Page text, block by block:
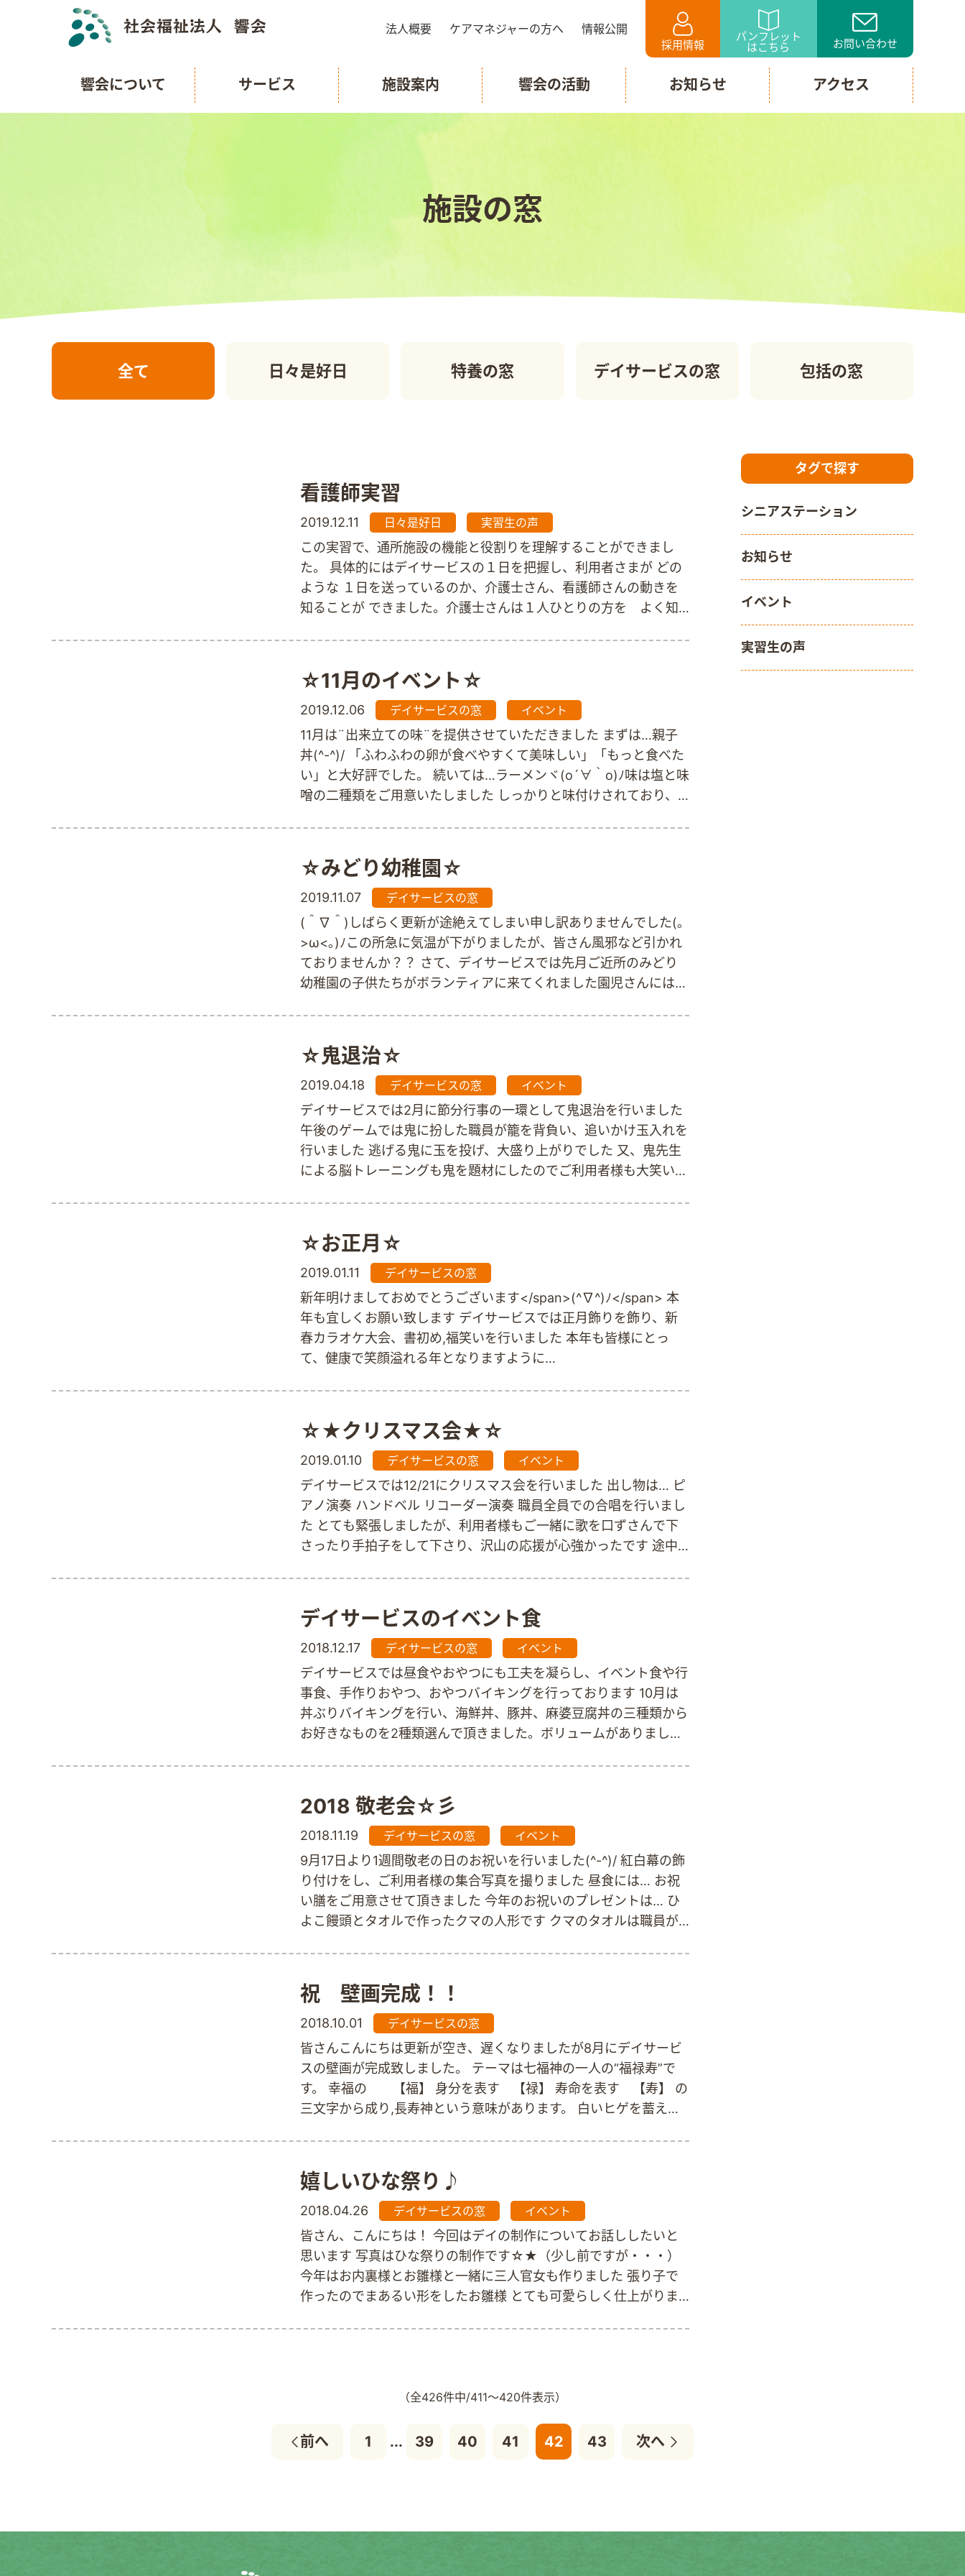
法人概要 ケアマネジャーの方へ 情報公開
採用情報
パンフレット
はこちら お問い合わせ
響会について サービス 施設案内 響会の活動 お知らせ アクセス
施設の窓
全て 日々是好日 特養の窓 デイサービスの窓 包括の窓
看護師実習
2019.12.11 日々是好日 実習生の声
この実習で、通所施設の機能と役割りを理解することができまし
た。 具体的にはデイサービスの１日を把握し、利用者さまが どの
ような １日を送っているのか、介護士さん、看護師さんの動きを
知ることが できました。介護士さんは１人ひとりの方を よく知
な視点を持って おられると感じました。 看護師さんは 朝のバイタ
ルサイン、服薬( 目薬 )管理・胃ろう管理 入浴介助、食事介助、爪
切りなど医療的な関わりをされていました。 多くのことを学ばせ
て頂き、通所施設と こちらで働く皆さまの チームワークや多職
種との連携をみさせて頂き、ありがとうございました ～
* ～* ～…
☆11月のイベント☆
2019.12.06 デイサービスの窓 イベント
11月は¨出来立ての味¨を提供させていただきました まずは…親子
丼(^-^)/ 「ふわふわの卵が食べやすくて美味しい」「もっと食べた
い」と大好評でした。 続いては…ラーメンヾ(o´∀｀o)ﾉ味は塩と味
噌の二種類をご用意いたしました しっかりと味付けされており、
☆みどり幼稚園☆
2019.11.07 デイサービスの窓
(＾∇＾)しばらく更新が途絶えてしまい申し訳ありませんでした(｡
>ω<｡)ﾉこの所急に気温が下がりましたが、皆さん風邪など引かれ
ておりませんか？？ さて、デイサービスでは先月ご近所のみどり
幼稚園の子供たちがボランティアに来てくれました園児さんには運
｀o)ﾉまた来年もぜひ来て頂きたいです 園児さん、沢山の笑顔と感
動をありがとう(*´v｀)
☆鬼退治☆
2019.04.18 デイサービスの窓 イベント
デイサービスでは2月に節分行事の一環として鬼退治を行いました
午後のゲームでは鬼に扮した職員が籠を背負い、追いかけ玉入れを
行いました 逃げる鬼に玉を投げ、大盛り上がりでした 又、鬼先生
による脳トレーニングも鬼を題材にしたのでご利用者様も大笑いで
☆お正月☆
2019.01.11 デイサービスの窓
新年明けましておめでとうございます</span>(^∇^)ﾉ</span> 本
年も宜しくお願い致します デイサービスでは正月飾りを飾り、新
春カラオケ大会、書初め,福笑いを行いました 本年も皆様にとっ
て、健康で笑顔溢れる年となりますように…
☆★クリスマス会★☆
2019.01.10 デイサービスの窓 イベント
デイサービスでは12/21にクリスマス会を行いました 出し物は… ピ
アノ演奏 ハンドベル リコーダー演奏 職員全員での合唱を行いまし
た とても緊張しましたが、利用者様もご一緒に歌を口ずさんで下
さったり手拍子をして下さり、沢山の応援が心強かったです 途中
沢山の笑顔を見せて頂いたクリスマス会となりました
デイサービスのイベント食
2018.12.17 デイサービスの窓 イベント
デイサービスでは昼食やおやつにも工夫を凝らし、イベント食や行
事食、手作りおやつ、おやつバイキングを行っております 10月は
丼ぶりバイキングを行い、海鮮丼、豚丼、麻婆豆腐丼の三種類から
お好きなものを2種類選んで頂きました。ボリュームがありました
味噌と醤油をご用意しましたが、大好評で両方召し上がる方もいら
っしゃいました ^ 12月はクリスマスの時期という事もあり、洋食コ
ース料理でした メニューは ・カニ肉入りフレッシュトマトのムー
ス ～キャビア添え バジルソース～ ・パティシュー詰め 鰤
の香草マリネ ～レモントマトソース～ ・オニオングラタンス
ープ ・マロンとレーズン入り…
2018 敬老会☆彡
2018.11.19 デイサービスの窓 イベント
9月17日より1週間敬老の日のお祝いを行いました(^-^)/ 紅白幕の飾
り付けをし、ご利用者様の集合写真を撮りました 昼食には… お祝
い膳をご用意させて頂きました 今年のお祝いのプレゼントは… ひ
よこ饅頭とタオルで作ったクマの人形です クマのタオルは職員が
祝 壁画完成！！
2018.10.01 デイサービスの窓
皆さんこんにちは更新が空き、遅くなりましたが8月にデイサービ
スの壁画が完成致しました。 テーマは七福神の一人の“福禄寿”で
す。 幸福の 【福】 身分を表す 【禄】 寿命を表す 【寿】 の
三文字から成り,長寿神という意味があります。 白いヒゲを蓄え、
造紙に絵具を塗ったり、お花紙を蛇腹に折っては開き。一つ一つ形
を整えて貼っていきました。 福禄寿の文字は筆でご利用者様に書
いて頂きました デイサービスにお越しの際は是非ご覧下さい
嬉しいひな祭り♪
2018.04.26 デイサービスの窓 イベント
皆さん、こんにちは！ 今回はデイの制作についてお話ししたいと
思います 写真はひな祭りの制作です☆★（少し前ですが・・・）
今年はお内裏様とお雛様と一緒に三人官女も作りました 張り子で
作ったのでまあるい形をしたお雛様 とても可愛らしく仕上がりま
タグで探す
シニアステーション
お知らせ
イベント
実習生の声
（全426件中/411～420件表示）
前へ 1 ... 39 40 41 42 43 次へ